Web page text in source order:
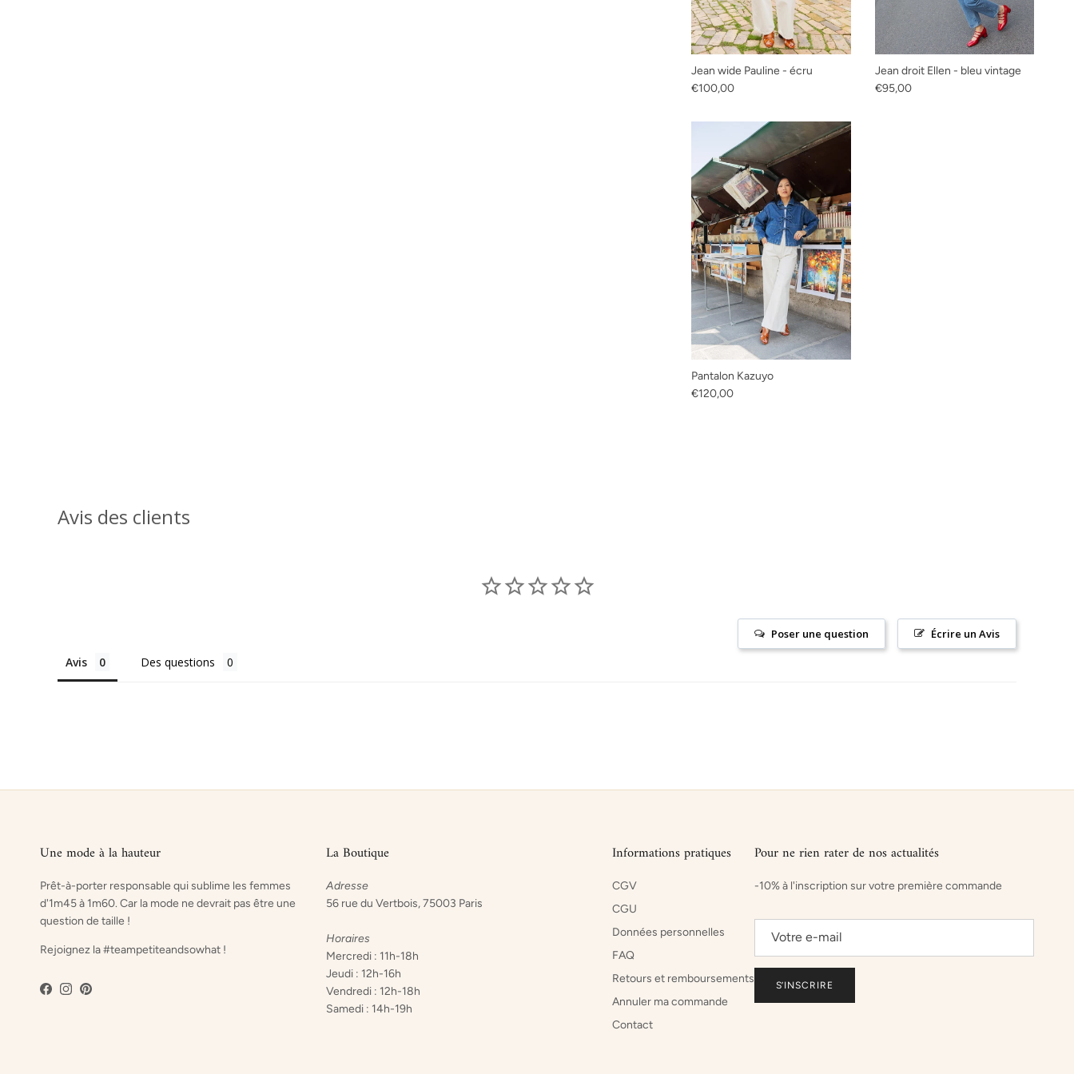
Jean wide Pauline - écru
Prix habituel
€100,00
Jean droit Ellen - bleu vintage
Prix habituel
€95,00
Pantalon Kazuyo
Prix habituel
€120,00
Avis des clients
Écrire un Avis
Poser une question
Avis Des questions
Une mode à la hauteur
Prêt-à-porter responsable qui sublime les femmes
d'1m45 à 1m60. Car la mode ne devrait pas être une
question de taille !
Rejoignez la #teampetiteandsowhat !
Facebook
Instagram
Pinterest
La Boutique
Adresse
56 rue du Vertbois, 75003 Paris
Horaires
Mercredi : 11h-18h
Jeudi : 12h-16h
Vendredi : 12h-18h
Samedi : 14h-19h
Informations pratiques
CGV
CGU
Données personnelles
FAQ
Retours et remboursements
Annuler ma commande
Contact
Pour ne rien rater de nos actualités
-10% à l'inscription sur votre première commande
S’INSCRIRE